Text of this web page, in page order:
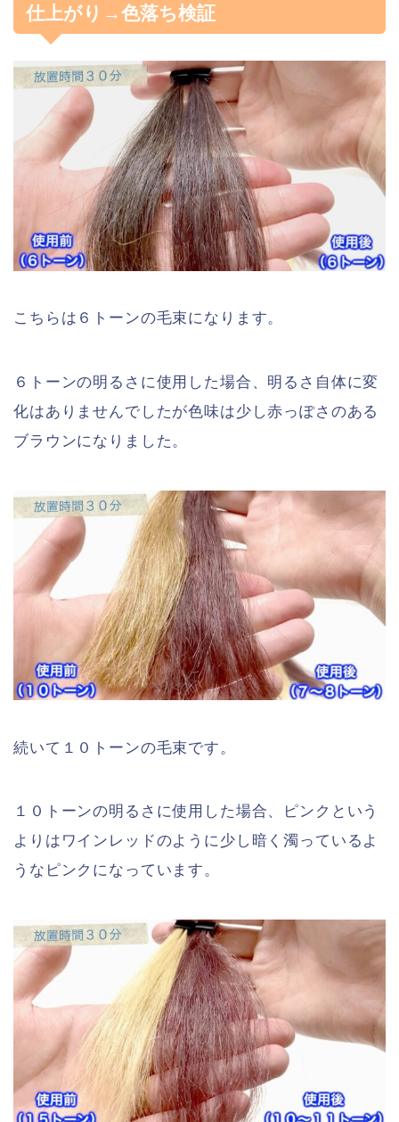
仕上がり→色落ち検証
こちらは６トーンの毛束になります。
６トーンの明るさに使用した場合、明るさ自体に変
化はありませんでしたが色味は少し赤っぽさのある
ブラウンになりました。
続いて１０トーンの毛束です。
１０トーンの明るさに使用した場合、ピンクという
よりはワインレッドのように少し暗く濁っているよ
うなピンクになっています。